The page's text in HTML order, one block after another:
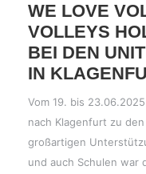
WE LOVE
VOLLEYS
BEI DEN
IN
Vom 19. bis
nach Klagenfurt zu
großartigen
und auch Schulen war